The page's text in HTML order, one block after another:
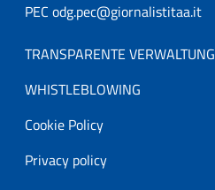
PEC odg.pec@giornalistitaa.it
TRANSPARENTE VERWALTUNG
WHISTLEBLOWING
Cookie Policy
Privacy policy